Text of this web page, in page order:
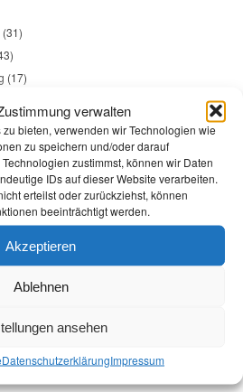
verwalten
bieten, verwenden wir Technologien wie
zu speichern und/oder darauf
zustimmst, können wir Daten
IDs auf dieser Website verarbeiten.
erteilst oder zurückziehst, können
beeinträchtigt werden.
Akzeptieren
Ablehnen
ansehen
Datenschutz­erklärungImpressum
(31)
(17)
(35)
/Vorkaufsrecht